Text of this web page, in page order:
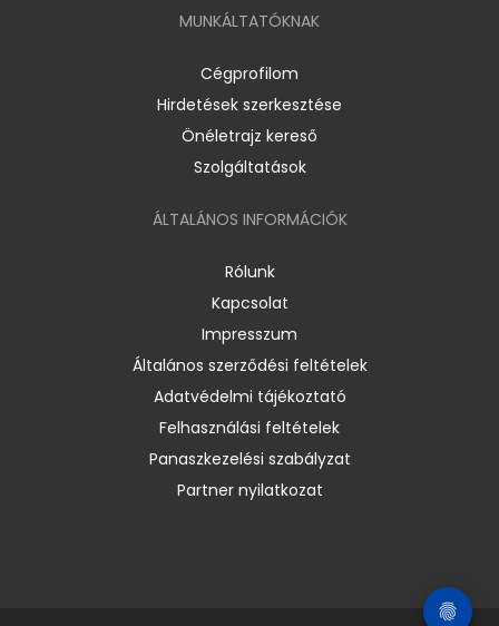
MUNKÁLTATÓKNAK
Cégprofilom
Hirdetések szerkesztése
Önéletrajz kereső
Szolgáltatások
ÁLTALÁNOS INFORMÁCIÓK
Rólunk
Kapcsolat
Impresszum
Általános szerződési feltételek
Adatvédelmi tájékoztató
Felhasználási feltételek
Panaszkezelési szabályzat
Partner nyilatkozat